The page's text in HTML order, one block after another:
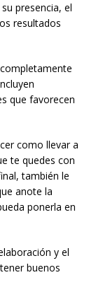
presencia, el
resultados
que favorecen
como llevar a
te quedes con
también le
anote la
ponerla en
y el
buenos